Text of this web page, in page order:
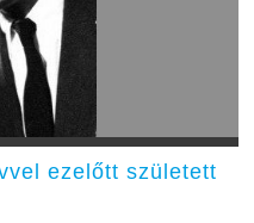
ezelőtt született